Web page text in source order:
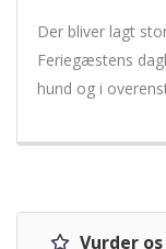
Der bliver lagt
Feriegæstens
hund og i
Vurder